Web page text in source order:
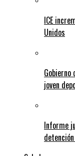
ICE
Unidos
Gobierno
joven
Informe